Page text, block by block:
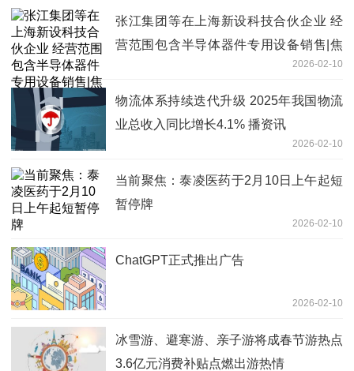
张江集团等在上海新设科技合伙企业 经
营范围包含半导体器件专用设备销售|焦
2026-02-10
物流体系持续迭代升级 2025年我国物流
业总收入同比增长4.1% 播资讯
2026-02-10
当前聚焦：泰凌医药于2月10日上午起短
暂停牌
2026-02-10
ChatGPT正式推出广告
2026-02-10
冰雪游、避寒游、亲子游将成春节游热点
3.6亿元消费补贴点燃出游热情